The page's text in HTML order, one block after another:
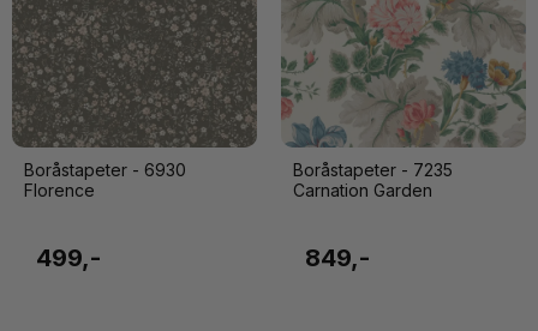
Boråstapeter - 6930
Florence
499,-
Boråstapeter - 7235
Carnation Garden
849,-